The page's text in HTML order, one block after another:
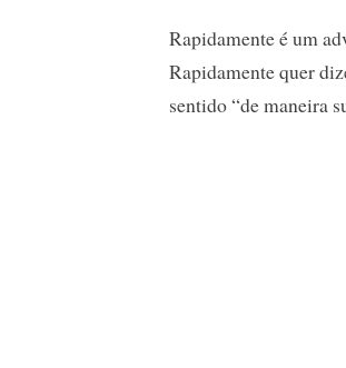
Rapidamente é um
Rapidamente quer
sentido “de maneira